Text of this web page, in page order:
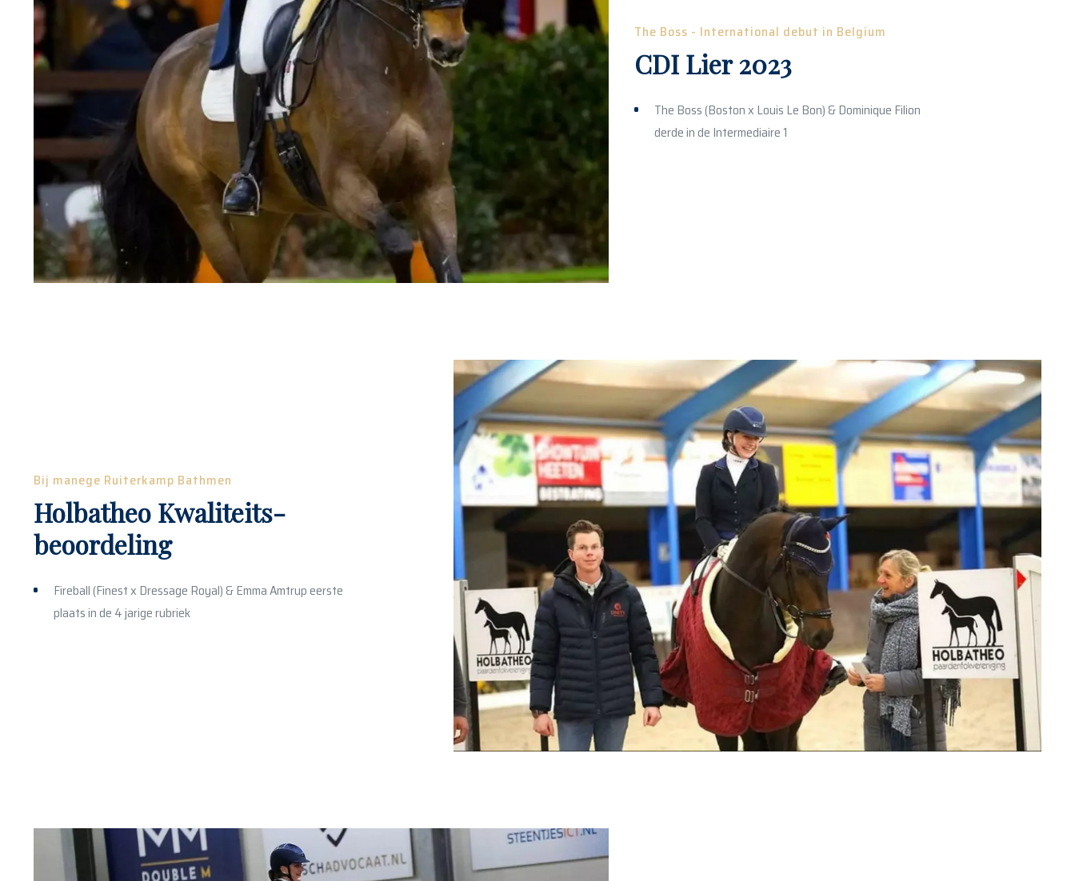
The Boss - International debut in Belgium
CDI Lier 2023
The Boss (Boston x Louis Le Bon) & Dominique Filion
derde in de Intermediaire 1
Bij manege Ruiterkamp Bathmen
Holbatheo Kwaliteits-
beoordeling
Fireball (Finest x Dressage Royal) & Emma Amtrup eerste
plaats in de 4 jarige rubriek